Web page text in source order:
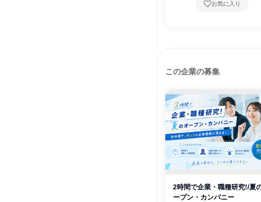
お気に入り
この企業の募集
2時間で企業・職種研究!/夏
ープン・カンパニー